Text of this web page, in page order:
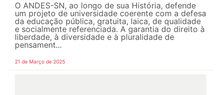
O ANDES-SN, ao longo de sua História, defende
um projeto de universidade coerente com a defesa
da educação pública, gratuita, laica, de qualidade
e socialmente referenciada. A garantia do direito à
liberdade, à diversidade e à pluralidade de
pensament...
21 de Março de 2025